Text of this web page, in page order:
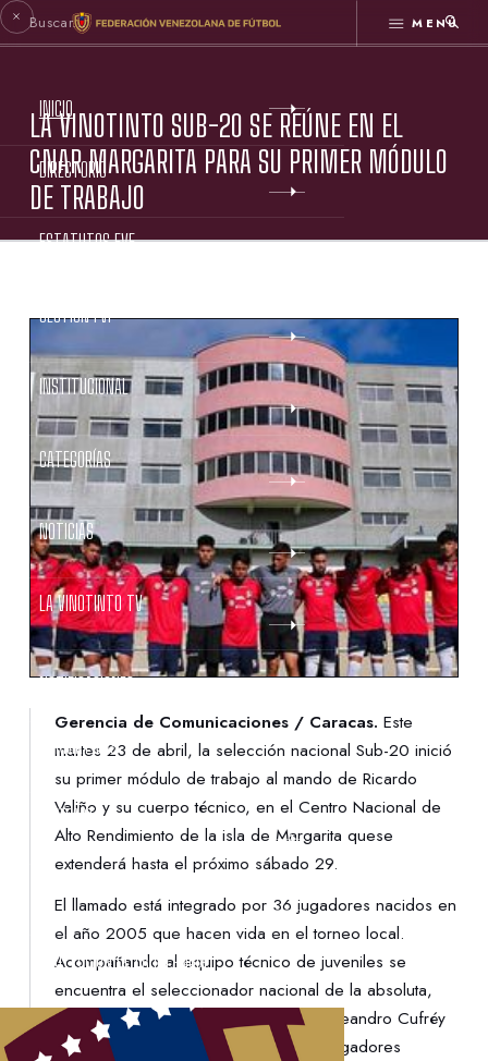
MENÚ
INICIO
DIRECTORIO
ESTATUTOS FVF
GESTIÓN FVF
INSTITUCIONAL
CATEGORÍAS
NOTICIAS
LA VINOTINTO TV
NOTIFICACIONES
NORMATIVAS
CONTACTO
PROTECCIÓN DE LA INFANCIA
LA VINOTINTO SUB-20 SE REÚNE EN EL
CNAR MARGARITA PARA SU PRIMER MÓDULO
DE TRABAJO
Gerencia de Comunicaciones / Caracas. Este
martes 23 de abril, la selección nacional Sub-20 inició
su primer módulo de trabajo al mando de Ricardo
Valiño y su cuerpo técnico, en el Centro Nacional de
Alto Rendimiento de la isla de Margarita quese
extenderá hasta el próximo sábado 29.
El llamado está integrado por 36 jugadores nacidos en
el año 2005 que hacen vida en el torneo local.
Acompañando al equipo técnico de juveniles se
encuentra el seleccionador nacional de la absoluta,
Fernando Batista, su asistente técnico, Leandro Cufréy
el preparador físico, Jorge Pidal. Los jugadores